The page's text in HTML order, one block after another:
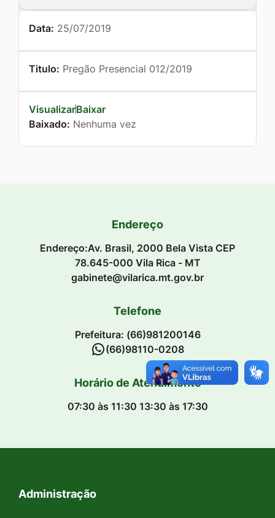
Data: 25/07/2019
Titulo: Pregão Presencial 012/2019
VisualizarBaixar
Baixado: Nenhuma vez
Endereço
Endereço:Av. Brasil, 2000 Bela Vista CEP
78.645-000 Vila Rica - MT
gabinete@vilarica.mt.gov.br
Telefone
Prefeitura: (66)981200146
(66)98110-0208
Horário de Atendimento
07:30 às 11:30 13:30 às 17:30
Seção do Rodapé e Contato
Administração